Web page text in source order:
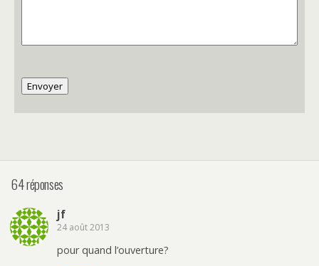
Envoyer
64 réponses
jf
24 août 2013
pour quand l’ouverture?